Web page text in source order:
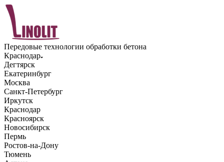
Передовые технологии обработки бетона
Краснодар
Дегтярск
Екатеринбург
Москва
Санкт-Петербург
Иркутск
Краснодар
Красноярск
Новосибирск
Пермь
Ростов-на-Дону
Тюмень